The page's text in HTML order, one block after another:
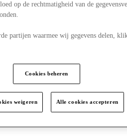
op de rechtmatigheid van de
partijen waarmee wij gegevens delen,
Cookies beheren
weigeren Alle cookies accepteren